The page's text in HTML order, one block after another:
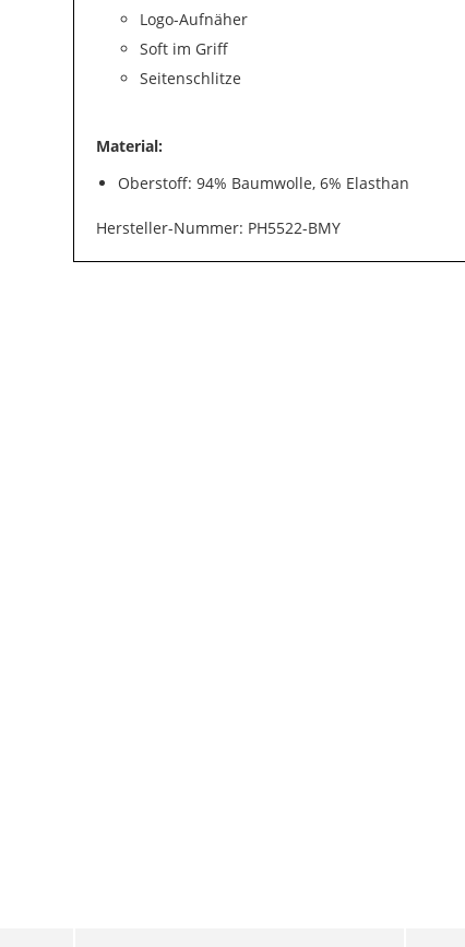
Logo-Aufnäher
Soft im Griff
Seitenschlitze
Material:
Oberstoff: 94% Baumwolle, 6% Elasthan
Hersteller-Nummer: PH5522-BMY